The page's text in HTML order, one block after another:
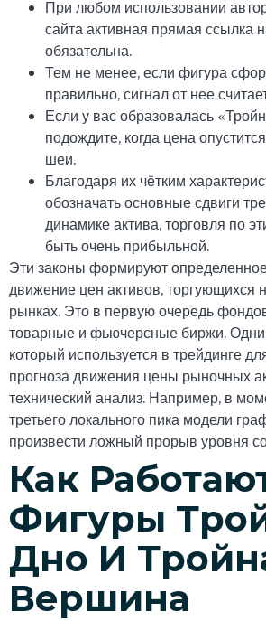
При любом использовании
сайта активная прямая ссылка
обязательна.
Тем не менее, если фигура
правильно, сигнал от нее
Если у вас образовалась
подождите, когда цена
шеи.
Благодаря их чётким
обозначать основные сдвиги
динамике актива, торговля по
быть очень прибыльной.
Эти законы формируют
движение цен активов, торгующихся
рынках. Это в первую очередь
товарные и фьючерсные биржи.
который используется в трейдинге
прогноза движения цены рыночных
технический анализ. Например, в
третьего локального пика модели
произвести ложный прорыв уровня
Как
Фигуры
Дно И
Вершина